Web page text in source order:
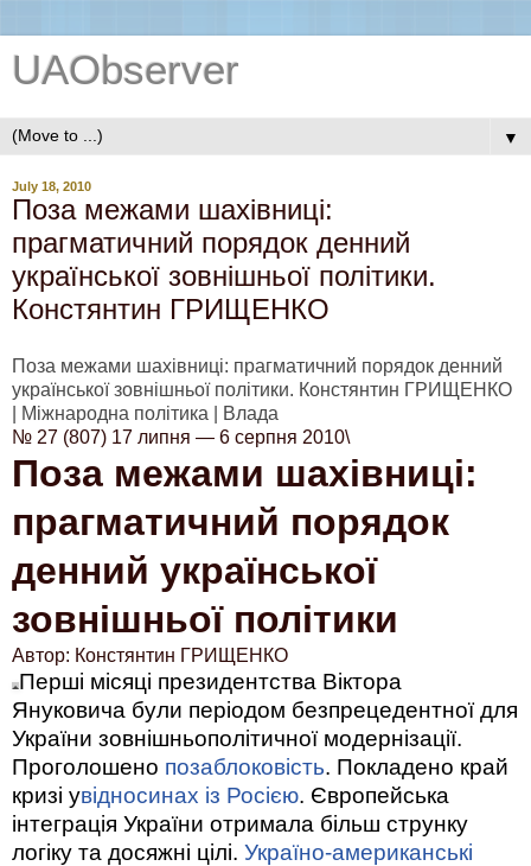
UAObserver
▼
July 18, 2010
Поза межами шахівниці:
прагматичний порядок денний
української зовнішньої політики.
Констянтин ГРИЩЕНКО
Поза межами шахівниці: прагматичний порядок денний
української зовнішньої політики. Констянтин ГРИЩЕНКО
| Міжнародна політика | Влада
№ 27 (807) 17 липня — 6 серпня 2010\
Поза межами шахівниці:
прагматичний порядок
денний української
зовнішньої політики
Автор: Констянтин ГРИЩЕНКО
Перші місяці президентства Віктора
Януковича були періодом безпрецедентної для
України зовнішньополітичної модернізації.
Проголошено позаблоковість. Покладено край
кризі увідносинах із Росією. Європейська
інтеграція України отримала більш струнку
логіку та досяжні цілі. Україно-американські